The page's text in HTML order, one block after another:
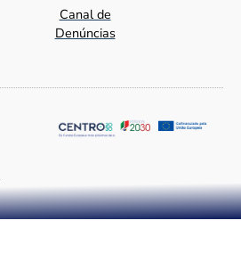
Canal de
Denúncias